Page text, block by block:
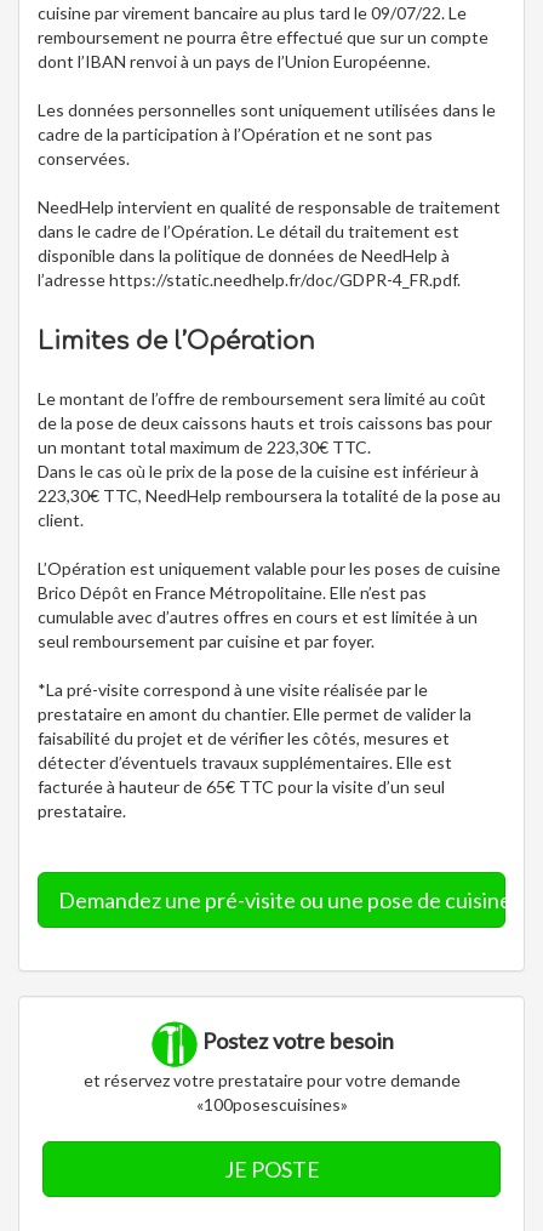
cuisine par virement bancaire au plus tard le 09/07/22. Le
remboursement ne pourra être effectué que sur un compte
dont l’IBAN renvoi à un pays de l’Union Européenne.
Les données personnelles sont uniquement utilisées dans le
cadre de la participation à l’Opération et ne sont pas
conservées.
NeedHelp intervient en qualité de responsable de traitement
dans le cadre de l’Opération. Le détail du traitement est
disponible dans la politique de données de NeedHelp à
l’adresse https://static.needhelp.fr/doc/GDPR-4_FR.pdf.
Limites de l’Opération
Le montant de l’offre de remboursement sera limité au coût
de la pose de deux caissons hauts et trois caissons bas pour
un montant total maximum de 223,30€ TTC.
Dans le cas où le prix de la pose de la cuisine est inférieur à
223,30€ TTC, NeedHelp remboursera la totalité de la pose au
client.
L’Opération est uniquement valable pour les poses de cuisine
Brico Dépôt en France Métropolitaine. Elle n’est pas
cumulable avec d’autres offres en cours et est limitée à un
seul remboursement par cuisine et par foyer.
*La pré-visite correspond à une visite réalisée par le
prestataire en amont du chantier. Elle permet de valider la
faisabilité du projet et de vérifier les côtés, mesures et
détecter d’éventuels travaux supplémentaires. Elle est
facturée à hauteur de 65€ TTC pour la visite d’un seul
prestataire.
Demandez une pré-visite ou une pose de cuisine
Postez votre besoin
et réservez votre prestataire pour votre demande
«100posescuisines»
JE POSTE